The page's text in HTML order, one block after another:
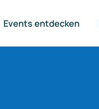
Events entdecken